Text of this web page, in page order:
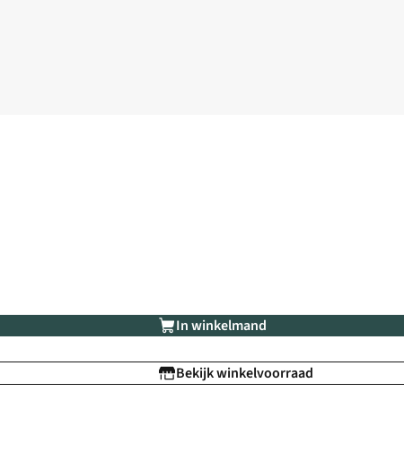
In winkelmand
Bekijk winkelvoorraad